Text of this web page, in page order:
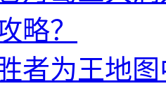
略？
者为王地